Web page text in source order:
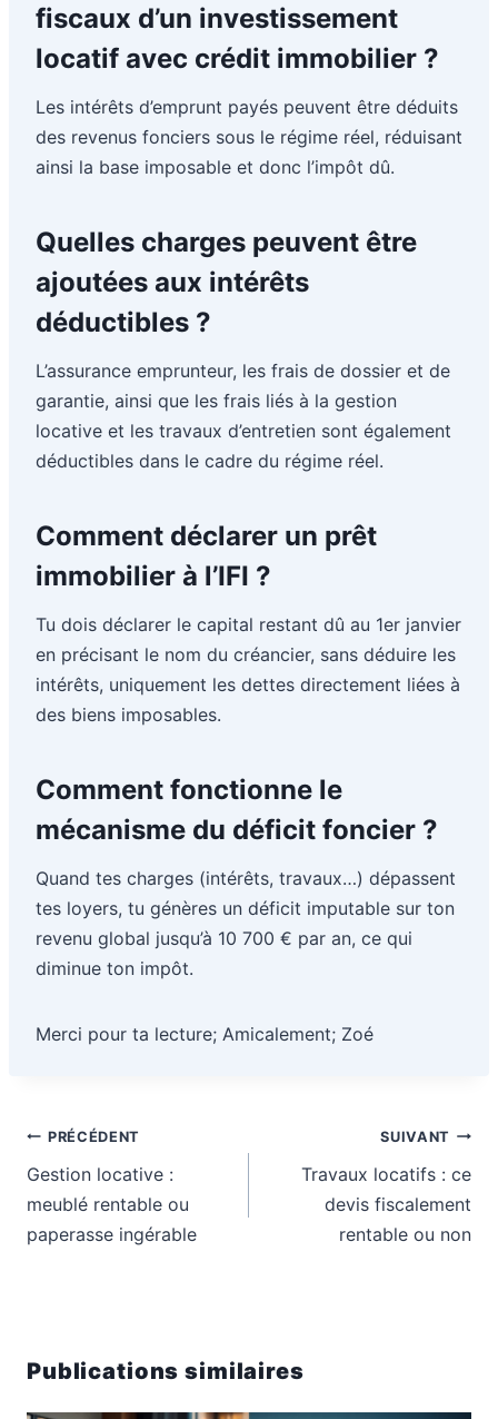
fiscaux d’un investissement
locatif avec crédit immobilier ?
Les intérêts d’emprunt payés peuvent être déduits
des revenus fonciers sous le régime réel, réduisant
ainsi la base imposable et donc l’impôt dû.
Quelles charges peuvent être
ajoutées aux intérêts
déductibles ?
L’assurance emprunteur, les frais de dossier et de
garantie, ainsi que les frais liés à la gestion
locative et les travaux d’entretien sont également
déductibles dans le cadre du régime réel.
Comment déclarer un prêt
immobilier à l’IFI ?
Tu dois déclarer le capital restant dû au 1er janvier
en précisant le nom du créancier, sans déduire les
intérêts, uniquement les dettes directement liées à
des biens imposables.
Comment fonctionne le
mécanisme du déficit foncier ?
Quand tes charges (intérêts, travaux…) dépassent
tes loyers, tu génères un déficit imputable sur ton
revenu global jusqu’à 10 700 € par an, ce qui
diminue ton impôt.
Merci pour ta lecture; Amicalement; Zoé
Navigation
de
l’article
PRÉCÉDENT
Gestion locative :
meublé rentable ou
paperasse ingérable
SUIVANT
Travaux locatifs : ce
devis fiscalement
rentable ou non
Publications similaires